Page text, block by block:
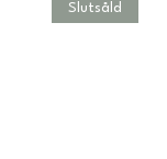
Slutsåld